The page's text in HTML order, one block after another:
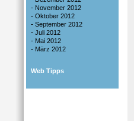
- November 2012
- Oktober 2012
- September 2012
- Juli 2012
- Mai 2012
- März 2012
Web Tipps